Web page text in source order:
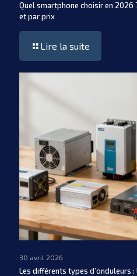
Quel smartphone choisir en 2026
et par prix
Lire la suite
30 avril 2026
Les différents types d’onduleurs